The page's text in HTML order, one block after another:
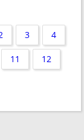
3 4
11 12